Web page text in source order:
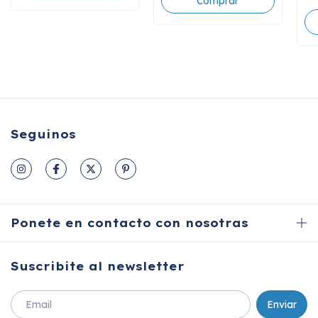
Seguinos
Ponete en contacto con nosotras
Suscribite al newsletter